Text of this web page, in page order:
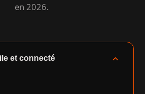
en 2026.
et connecté expand_more